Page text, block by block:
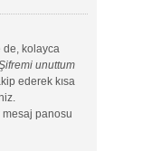
de, kolayca
unuttum
ederek kısa
mesaj panosu